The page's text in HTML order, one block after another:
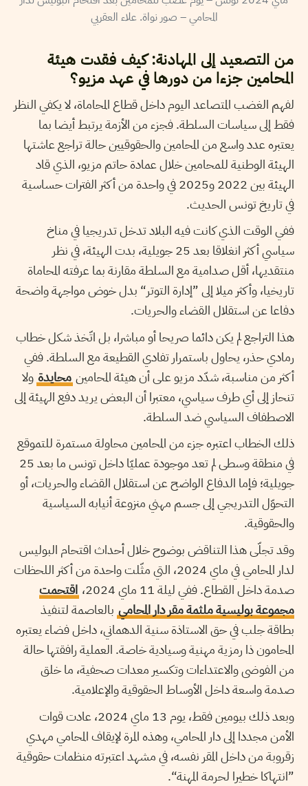
المحامي – صور نواة. علاء العقربي
من التصعيد إلى المهادنة: كيف فقدت هيئة
المحامين جزءا من دورها في عهد مزيو؟
لفهم الغضب المتصاعد اليوم داخل قطاع المحاماة، لا يكفي النظر
فقط إلى سياسات السلطة. فجزء من الأزمة يرتبط أيضا بما
يعتبره عدد واسع من المحامين والحقوقيين حالة تراجع عاشتها
الهيئة الوطنية للمحامين خلال عمادة حاتم مزيو، الذي قاد
الهيئة بين 2022 و2025 في واحدة من أكثر الفترات حساسية
في تاريخ تونس الحديث.
ففي الوقت الذي كانت فيه البلاد تدخل تدريجيا في مناخ
سياسي أكثر انغلاقا بعد 25 جويلية، بدت الهيئة، في نظر
منتقديها، أقل صدامية مع السلطة مقارنة بما عرفته المحاماة
تاريخيا، وأكثر ميلا إلى ”إدارة التوتر“ بدل خوض مواجهة واضحة
دفاعا عن استقلال القضاء والحريات.
هذا التراجع لم يكن دائما صريحا أو مباشرا، بل اتّخذ شكل خطاب
رمادي حذر، يحاول باستمرار تفادي القطيعة مع السلطة. ففي
أكثر من مناسبة، شدّد مزيو على أن هيئة المحامين محايدة ولا
تنحاز إلى أي طرف سياسي، معتبرا أن البعض يريد دفع الهيئة إلى
الاصطفاف السياسي ضد السلطة.
ذلك الخطاب اعتبره جزء من المحامين محاولة مستمرة للتموقع
في منطقة وسطى لم تعد موجودة عمليّا داخل تونس ما بعد 25
جويلية؛ فإما الدفاع الواضح عن استقلال القضاء والحريات، أو
التحوّل التدريجي إلى جسم مهني منزوعة أنيابه السياسية
والحقوقية.
وقد تجلّى هذا التناقض بوضوح خلال أحداث اقتحام البوليس
لدار المحامي في ماي 2024، التي مثّلت واحدة من أكثر اللحظات
صدمة داخل القطاع. ففي ليلة 11 ماي 2024،
اقتحمت
مجموعة بوليسية ملثمة مقر دار المحامي بالعاصمة لتنفيذ
بطاقة جلب في حق الاستاذة سنية الدهماني، داخل فضاء يعتبره
المحامون ذا رمزية مهنية وسيادية خاصة. العملية رافقتها حالة
من الفوضى والاعتداءات وتكسير معدات صحفية، ما خلق
صدمة واسعة داخل الأوساط الحقوقية والإعلامية.
وبعد ذلك بيومين فقط، يوم 13 ماي 2024، عادت قوات
الأمن مجددا إلى دار المحامي، وهذه المرة لإيقاف المحامي مهدي
زقروبة من داخل المقر نفسه، في مشهد اعتبرته منظمات حقوقية
”انتهاكا خطيرا لحرمة المهنة“.